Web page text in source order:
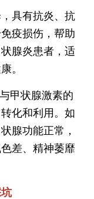
具有抗炎、抗
疫损伤，帮助
腺炎患者，适
。
甲状腺激素的
化和利用。如
腺功能正常，
差、精神萎靡